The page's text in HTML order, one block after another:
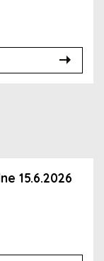
15.6.2026